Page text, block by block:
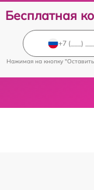
Бесплатная
Нажимая на кнопку